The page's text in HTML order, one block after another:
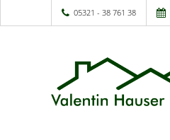
05321 - 38 761 38